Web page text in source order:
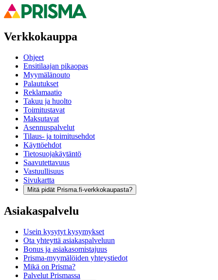
Verkkokauppa
Ohjeet
Ensitilaajan pikaopas
Myymälänouto
Palautukset
Reklamaatio
Takuu ja huolto
Toimitustavat
Maksutavat
Asennuspalvelut
Tilaus- ja toimitusehdot
Käyttöehdot
Tietosuojakäytäntö
Saavutettavuus
Vastuullisuus
Sivukartta
Mitä pidät Prisma.fi-verkkokaupasta?
Asiakaspalvelu
Usein kysytyt kysymykset
Ota yhteyttä asiakaspalveluun
Bonus ja asiakasomistajuus
Prisma-myymälöiden yhteystiedot
Mikä on Prisma?
Palvelut Prismassa